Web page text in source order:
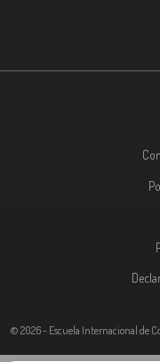
© 2026 - Escuela Internacional de